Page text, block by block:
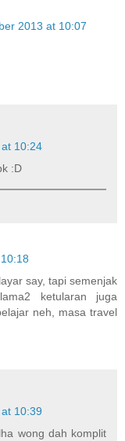
2013 at 10:07
10:24
:D
say, tapi semenjak
ketularan juga
neh, masa travel
10:39
wong dah komplit